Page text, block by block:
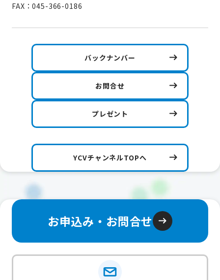
FAX：045-366-0186
バックナンバー
お問合せ
プレゼント
YCVチャンネルTOPへ
お申込み・お問合せ